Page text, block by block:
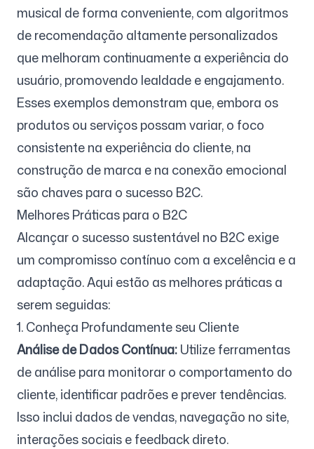
musical de forma conveniente, com algoritmos
de recomendação altamente personalizados
que melhoram continuamente a experiência do
usuário, promovendo lealdade e engajamento.
Esses exemplos demonstram que, embora os
produtos ou serviços possam variar, o foco
consistente na experiência do cliente, na
construção de marca e na conexão emocional
são chaves para o sucesso B2C.
Melhores Práticas para o B2C
Alcançar o sucesso sustentável no B2C exige
um compromisso contínuo com a excelência e a
adaptação. Aqui estão as melhores práticas a
serem seguidas:
1. Conheça Profundamente seu Cliente
Análise de Dados Contínua:Utilize ferramentas
de análise para monitorar o comportamento do
cliente, identificar padrões e prever tendências.
Isso inclui dados de vendas, navegação no site,
interações sociais e feedback direto.